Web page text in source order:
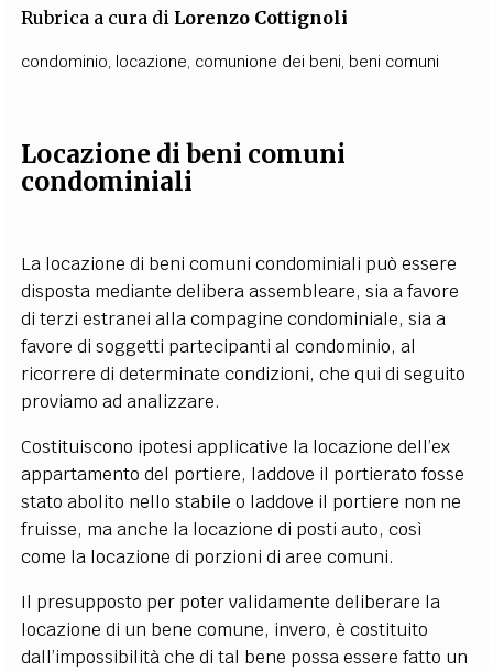
Rubrica a cura di Lorenzo Cottignoli
condominio, locazione, comunione dei beni,beni comuni
Locazione di beni comuni
condominiali
La locazione di beni comuni condominiali può essere
disposta mediante delibera assembleare, sia a favore
di terzi estranei alla compagine condominiale, sia a
favore di soggetti partecipanti al condominio, al
ricorrere di determinate condizioni, che qui di seguito
proviamo ad analizzare.
Costituiscono ipotesi applicative la locazione dell’ex
appartamento del portiere, laddove il portierato fosse
stato abolito nello stabile o laddove il portiere non ne
fruisse, ma anche la locazione di posti auto, così
come la locazione di porzioni di aree comuni.
Il presupposto per poter validamente deliberare la
locazione di un bene comune, invero, è costituito
dall’impossibilità che di tal bene possa essere fatto un